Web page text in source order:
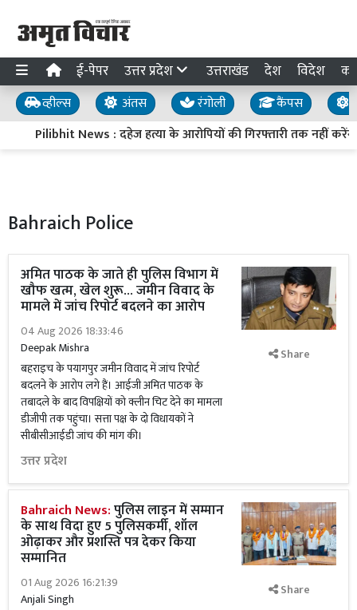
ई-पेपर उत्तर प्रदेश उत्तराखंड देश विदेश
व्हील्स अंतस रंगोली कैंपस
Pilibhit News : दहेज हत्या के आरोपियों की गिरफ्तारी तक नहीं
Bahraich Police
अमित पाठक के जाते ही पुलिस विभाग में
खौफ खत्म, खेल शुरू... जमीन विवाद के
मामले में जांच रिपोर्ट बदलने का आरोप
04 Aug 2026 18:33:46
Deepak Mishra
बहराइच के पयागपुर जमीन विवाद में जांच रिपोर्ट
बदलने के आरोप लगे हैं। आईजी अमित पाठक के
तबादले के बाद विपक्षियों को क्लीन चिट देने का मामला
डीजीपी तक पहुंचा। सत्ता पक्ष के दो विधायकों ने
सीबीसीआईडी जांच की मांग की।
उत्तर प्रदेश
Share
Bahraich News:पुलिस लाइन में सम्मान
के साथ विदा हुए 5 पुलिसकर्मी, शॉल
ओढ़ाकर और प्रशस्ति पत्र देकर किया
सम्मानित
01 Aug 2026 16:21:39
Anjali Singh
Share